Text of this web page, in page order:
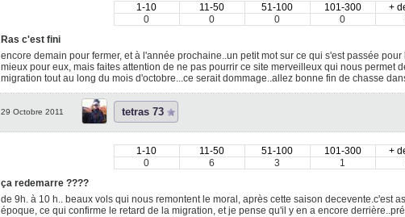
1-10 11-50 51-100 101-300
+
0
0 0 0
Ras c'est fini
encore demain pour fermer, et à l'année prochaine..un petit mot sur ce qui s'est passée
mieux pour eux, mais faites attention de ne pas pourrir ce site merveilleux qui nous permet
migration tout au long du mois d'octobre...ce serait dommage..allez bonne fin de chasse
29 Octobre 2011 tetras 73
1-10 11-50 51-100 101-300
+
0
6 3 1
ça redemarre ????
de 9h. à 10 h.. beaux vols qui nous remontent le moral, après cette saison decevente.c'est
époque, ce qui confirme le retard de la migration, et je pense qu'il y en a encore